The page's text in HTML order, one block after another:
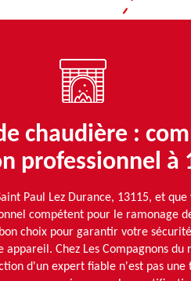
chaudière :
professionnel à
Paul Lez Durance, 13115, et que
compétent pour le ramonage
choix pour garantir votre
Chez Les Compagnons du
d'un expert fiable n'est pas une